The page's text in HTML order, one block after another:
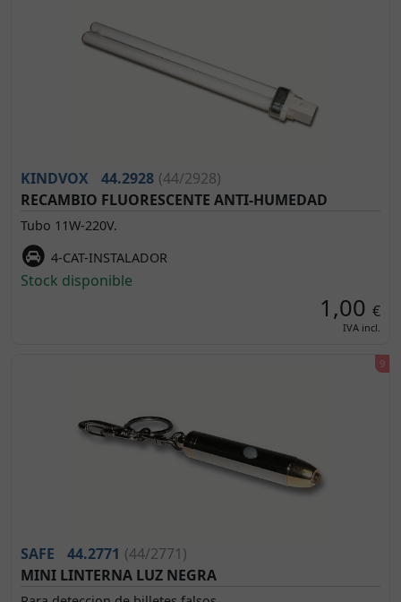
KINDVOX 44.2928 (44/2928)
RECAMBIO FLUORESCENTE ANTI-HUMEDAD
Tubo 11W-220V.
4-CAT-INSTALADOR
Stock disponible
1,00 €
IVA incl.
SAFE 44.2771 (44/2771)
MINI LINTERNA LUZ NEGRA